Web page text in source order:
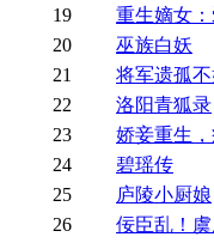
19
重生嫡女
20
巫族白妖
21
将军遗孤
22
洛阳青狐录
23
娇妾重生
24
碧瑶传
25
庐陵小厨娘
26
佞臣乱！